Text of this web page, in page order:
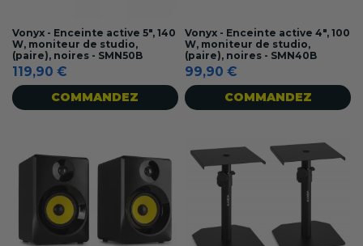
Vonyx - Enceinte active 5", 140
W, moniteur de studio,
(paire), noires - SMN50B
119,90 €
COMMANDEZ
Vonyx - Enceinte active 4", 100
W, moniteur de studio,
(paire), noires - SMN40B
99,90 €
COMMANDEZ